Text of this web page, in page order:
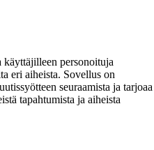
personoituja
eri aiheista. Sovellus on
seuraamista ja tarjoaa
tapahtumista ja aiheista